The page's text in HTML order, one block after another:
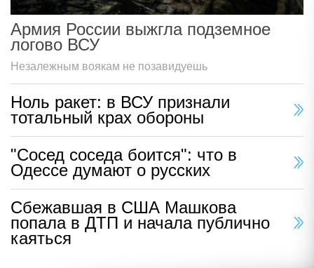
Армия России выжгла подземное
логово ВСУ
Незалежным воякам не позавидуешь
Ноль ракет: в ВСУ признали
тотальный крах обороны
"Сосед соседа боится": что в
Одессе думают о русских
Сбежавшая в США Машкова
попала в ДТП и начала публично
каяться